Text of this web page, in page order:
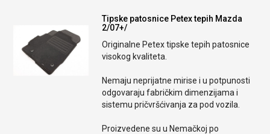
Tipske patosnice Petex tepih Mazda
2/07+/
Originalne Petex tipske tepih patosnice
visokog kvaliteta.
Nemaju neprijatne mirise i u potpunosti
odgovaraju fabričkim dimenzijama i
sistemu pričvršćivanja za pod vozila.
Proizvedene su u Nemačkoj po